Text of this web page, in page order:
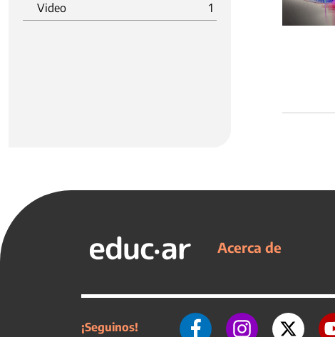
Video 1
Acerca de
¡Seguinos!